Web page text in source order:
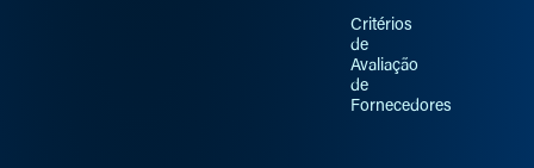
Critérios
de
Avaliação
de
Fornecedores